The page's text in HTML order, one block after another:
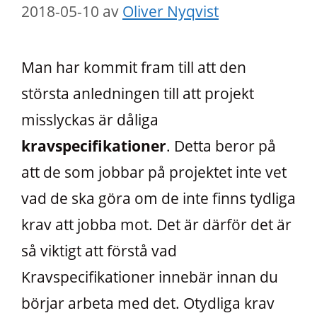
2018-05-10 av Oliver Nyqvist
Man har kommit fram till att den
största anledningen till att projekt
misslyckas är dåliga
kravspecifikationer. Detta beror på
att de som jobbar på projektet inte vet
vad de ska göra om de inte finns tydliga
krav att jobba mot. Det är därför det är
så viktigt att förstå vad
Kravspecifikationer innebär innan du
börjar arbeta med det. Otydliga krav